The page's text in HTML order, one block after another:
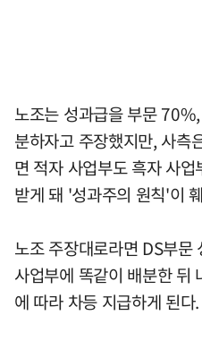
노조는 성과급을 부문
분하자고 주장했지만, 사측
면 적자 사업부도 흑자 사
받게 돼 '성과주의 원칙'이
노조 주장대로라면 DS부
사업부에 똑같이 배분한 뒤
에 따라 차등 지급하게 된다.